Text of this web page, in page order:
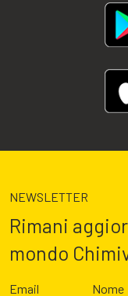
NEWSLETTER
Rimani
mondo
Email Nome